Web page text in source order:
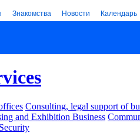
Знакомства Новости Календарь
Consulting, legal support of
and Exhibition Business
Security